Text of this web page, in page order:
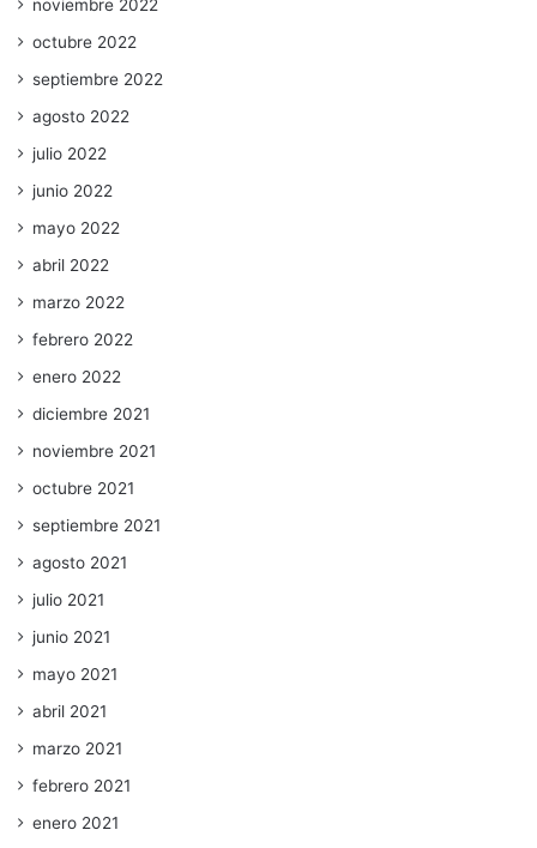
noviembre 2022
octubre 2022
septiembre 2022
agosto 2022
julio 2022
junio 2022
mayo 2022
abril 2022
marzo 2022
febrero 2022
enero 2022
diciembre 2021
noviembre 2021
octubre 2021
septiembre 2021
agosto 2021
julio 2021
junio 2021
mayo 2021
abril 2021
marzo 2021
febrero 2021
enero 2021